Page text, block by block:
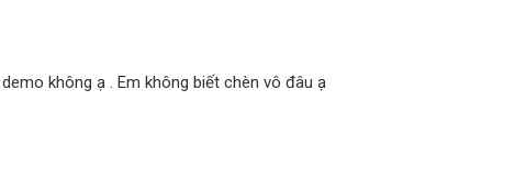
không ạ . Em không biết chèn vô đâu ạ